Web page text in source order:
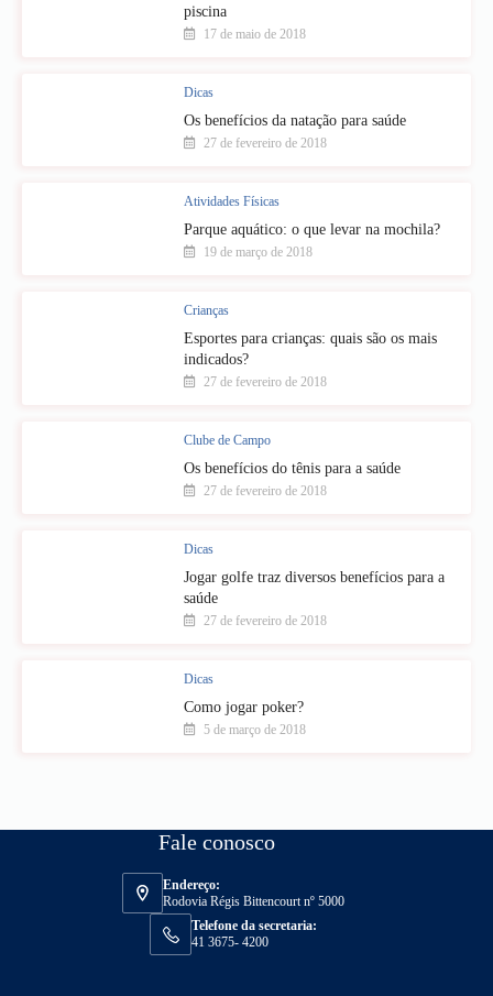
piscina
17 de maio de 2018
Dicas
Os benefícios da natação para saúde
27 de fevereiro de 2018
Atividades Físicas
Parque aquático: o que levar na mochila?
19 de março de 2018
Crianças
Esportes para crianças: quais são os mais
indicados?
27 de fevereiro de 2018
Clube de Campo
Os benefícios do tênis para a saúde
27 de fevereiro de 2018
Dicas
Jogar golfe traz diversos benefícios para a
saúde
27 de fevereiro de 2018
Dicas
Como jogar poker?
5 de março de 2018
Fale conosco
Endereço:
Rodovia Régis Bittencourt nº 5000
Telefone da secretaria:
41 3675- 4200